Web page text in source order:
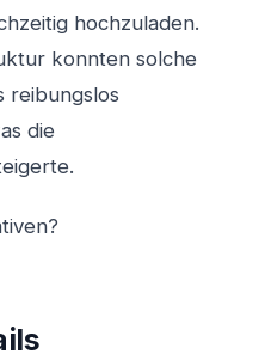
hochzuladen.
konnten solche
reibungslos
die